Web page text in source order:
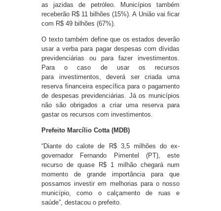
as jazidas de petróleo. Municípios também
receberão R$ 11 bilhões (15%). A União vai ficar
com R$ 49 bilhões (67%).
O texto também define que os estados deverão
usar a verba para pagar despesas com dívidas
previdenciárias ou para fazer investimentos.
Para o caso de usar os recursos
para investimentos, deverá ser criada uma
reserva financeira específica para o pagamento
de despesas previdenciárias. Já os municípios
não são obrigados a criar uma reserva para
gastar os recursos com investimentos.
Prefeito Marcílio Cotta (MDB)
“Diante do calote de R$ 3,5 milhões do ex-
governador Fernando Pimentel (PT), este
recurso de quase R$ 1 milhão chegará num
momento de grande importância para que
possamos investir em melhorias para o nosso
município, como o calçamento de ruas e
saúde”, destacou o prefeito.